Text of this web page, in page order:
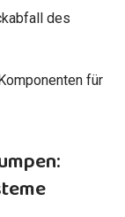
des
für